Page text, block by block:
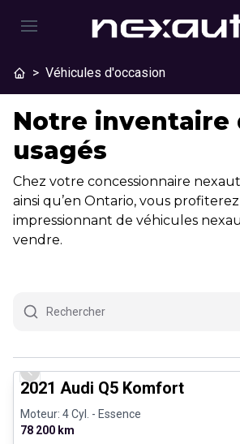
> Véhicules d'occasion
Notre inventaire
usagés
Chez votre concessionnaire
ainsi qu’en Ontario, vous
impressionnant de véhicules
vendre.
Previous slide
2021 Audi Q5 Komfort
Moteur: 4 Cyl. - Essence
78 200 km